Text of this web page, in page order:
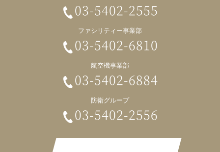
03-5402-2555
ファシリティー事業部
03-5402-6810
航空機事業部
03-5402-6884
防衛グループ
03-5402-2556